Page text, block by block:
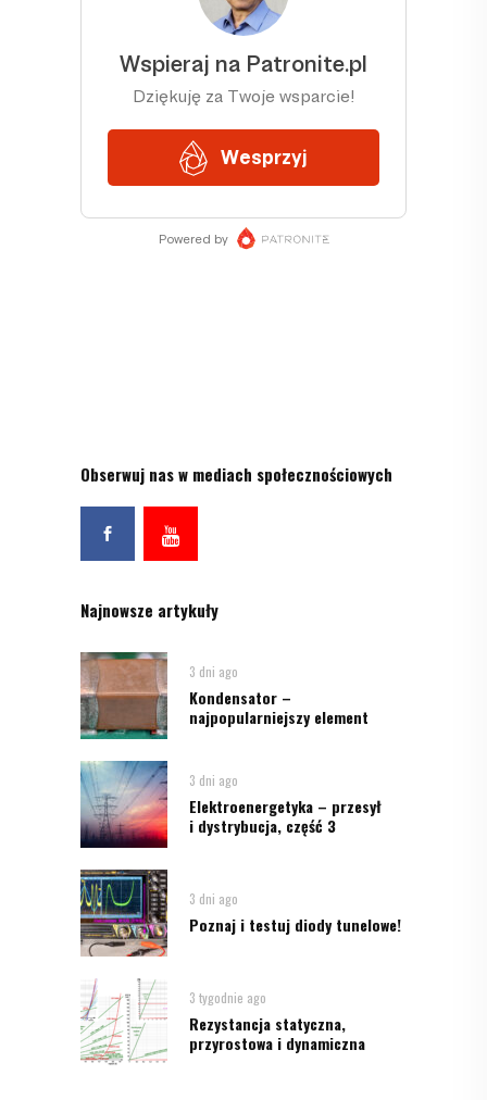
Obserwuj nas w mediach społecznościowych
Najnowsze artykuły
3 dni ago
Kondensator –
najpopularniejszy element
3 dni ago
Elektroenergetyka – przesył
i dystrybucja, część 3
3 dni ago
Poznaj i testuj diody tunelowe!
3 tygodnie ago
Rezystancja statyczna,
przyrostowa i dynamiczna